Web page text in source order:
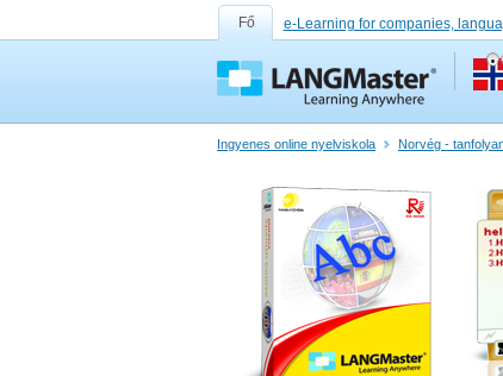
Fő e-Learning for companies,
Ingyenes online nyelviskola Norvég -